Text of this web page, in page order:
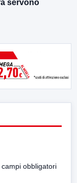
servono
campi obbligatori